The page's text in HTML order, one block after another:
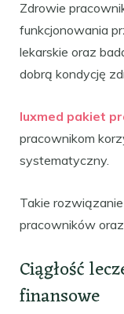
Zdrowie
funkcjonowania
lekarskie oraz
dobrą kondycję
luxmed pakiet
pracownikom
systematyczny.
Takie
pracowników
Ciągłość
finansowe